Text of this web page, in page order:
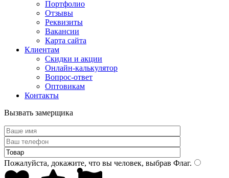
Портфолио
Отзывы
Реквизиты
Вакансии
Карта сайта
Клиентам
Скидки и акции
Онлайн-калькулятор
Вопрос-ответ
Оптовикам
Контакты
Вызвать замерщика
Пожалуйста, докажите, что вы человек, выбрав Флаг.